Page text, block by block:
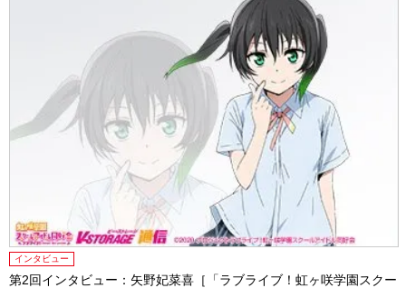
インタビュー
第2回インタビュー：矢野妃菜喜［「ラブライブ！虹ヶ咲学園スクー